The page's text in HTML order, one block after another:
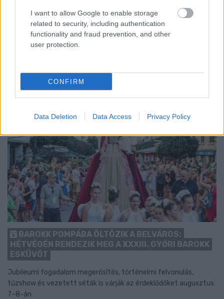
I want to allow Google to enable storage
related to security, including authentication
functionality and fraud prevention, and other
user protection.
CONFIRM
Data Deletion Data Access Privacy Policy
Az energiaellátás tehermentesítése érdekében másfél órával
előrébb hozták a Brest Bretagne Handball elleni találkozó
kezdését.
BAROKK POMPÁBA ÖLTÖZIK A BELVÁROS:
HÉTVÉGÉN RENDEZIK MEG A XXXIII. GYŐRI BAROKK
ESKÜVŐT
Jubileumi fogadalom megerősítés, történelmi felvonulás,
tűzshow és vezetett séták is várják az érdeklődőket augusztus
7–8-án.